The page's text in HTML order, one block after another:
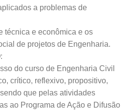
a problemas de
técnica e econômica e os
de projetos de Engenharia.
do curso de Engenharia Civil
crítico, reflexivo, propositivo,
que pelas atividades
ao Programa de Ação e Difusão